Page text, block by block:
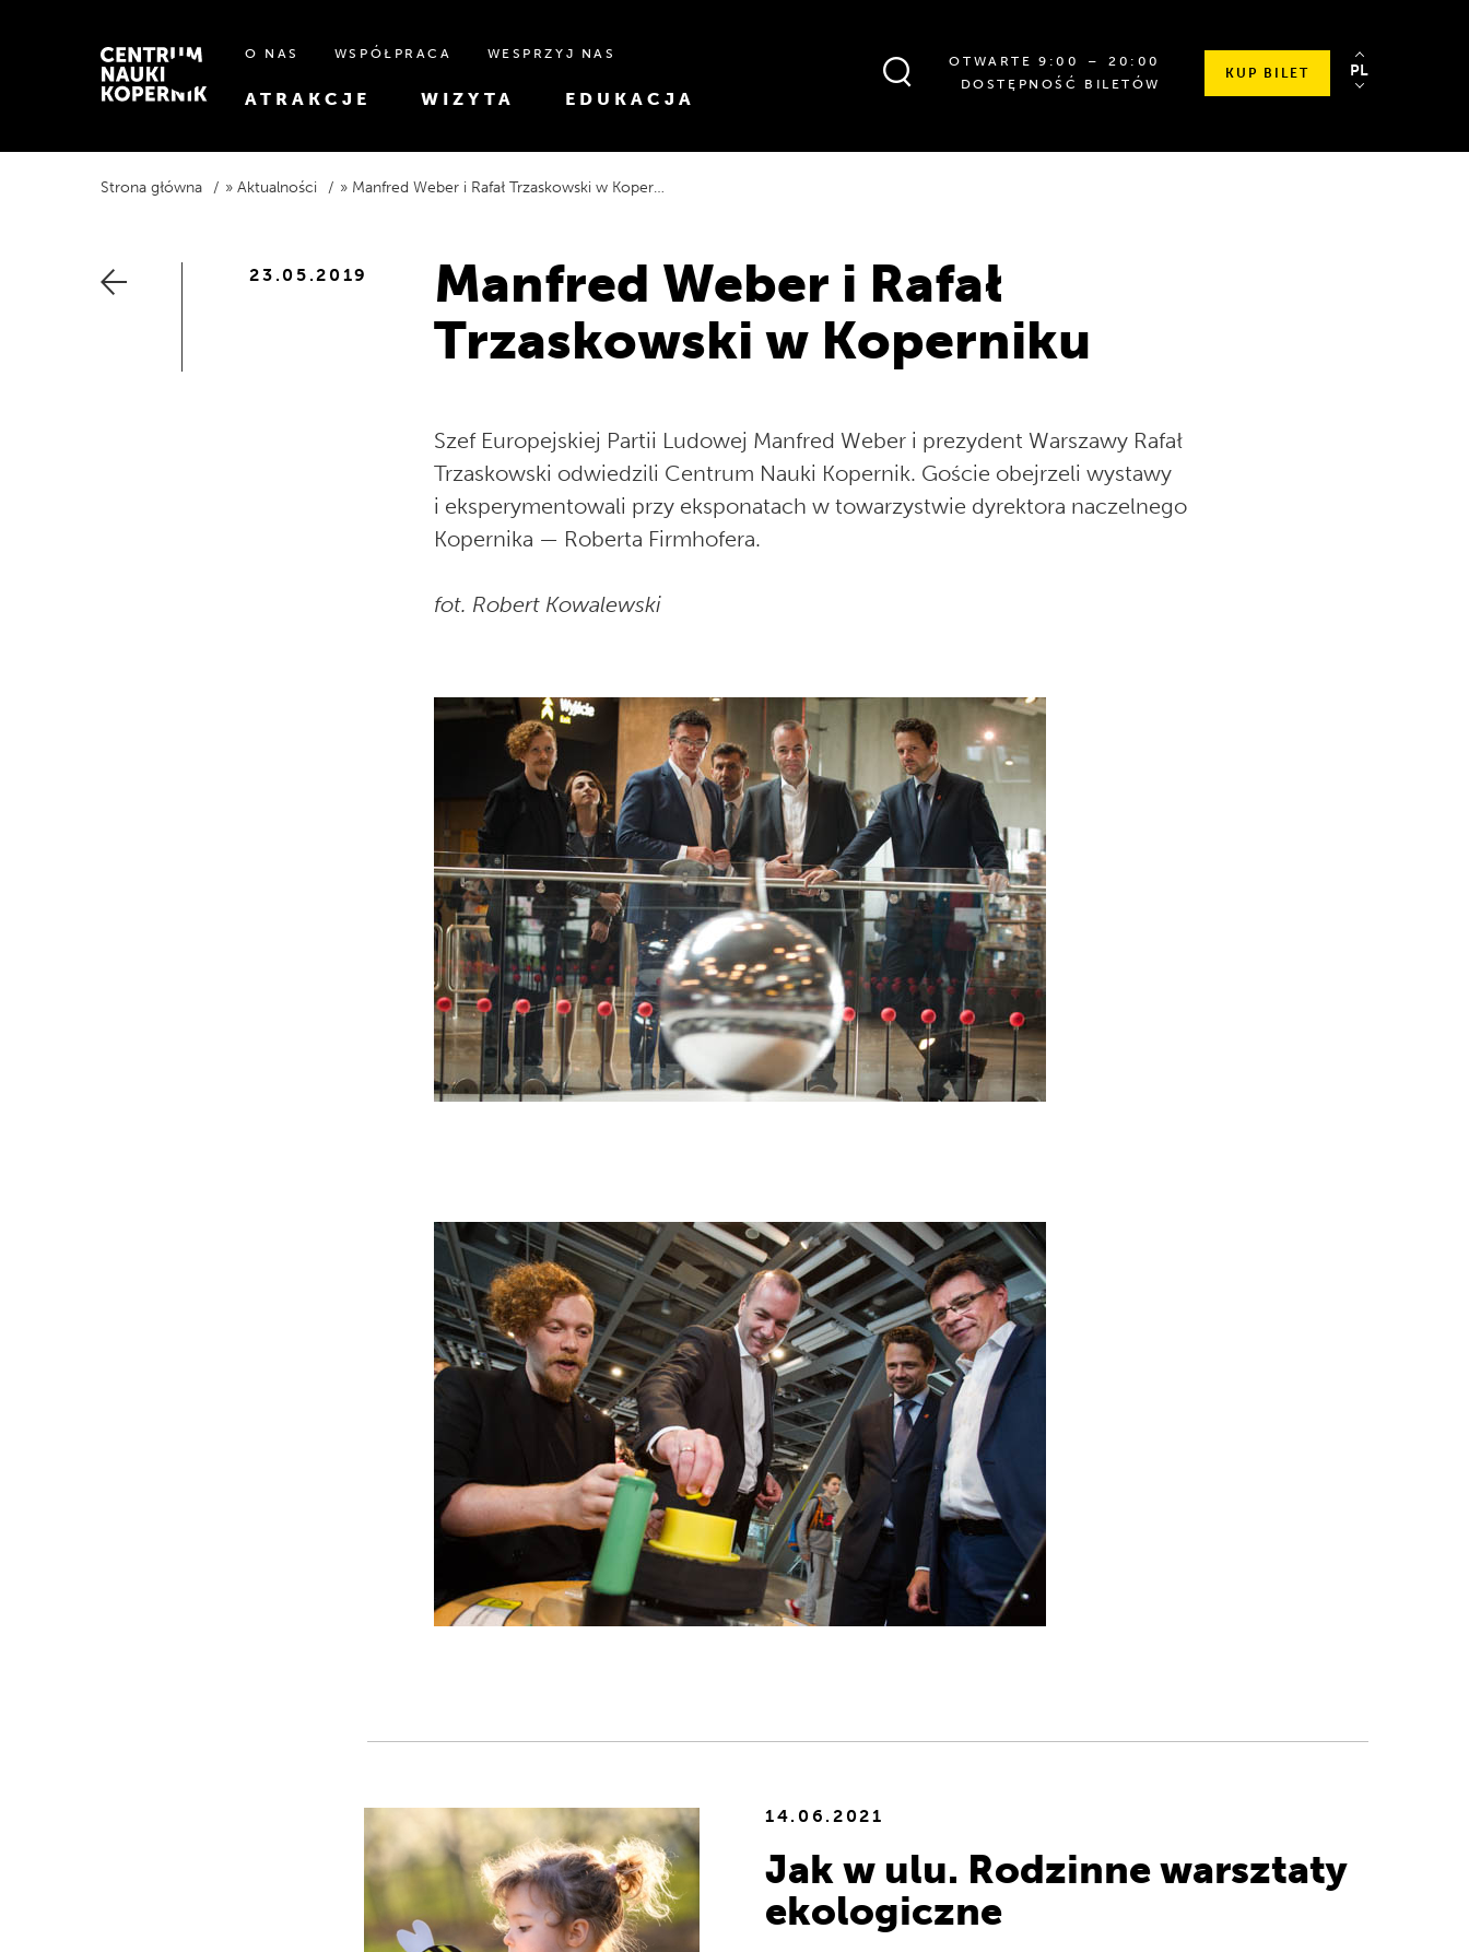
PL
O NAS WSPÓŁPRACA WESPRZYJ NAS
ATRAKCJE WIZYTA EDUKACJA
OTWARTE
OD
GODZINY
9:00
9 :00 ⁠–⁠ 20 :00
SZCZEGÓŁOWE
DOSTĘPNOŚĆ BILETÓW
KUP BILET
Strona główna Aktualności Manfred Weber i Rafał Trzaskowski w Koperniku
Manfred Weber i Rafał
Trzaskowski w Koperniku
23.05.2019
Szef Europejskiej Partii Ludowej Manfred Weber i prezydent Warszawy Rafał
Trzaskowski odwiedzili Centrum Nauki Kopernik. Goście obejrzeli wystawy
i eksperymentowali przy eksponatach w towarzystwie dyrektora naczelnego
Kopernika — Roberta Firmhofera.
fot. Robert Kowalewski
14.06.2021
Jak w ulu. Rodzinne warsztaty
ekologiczne